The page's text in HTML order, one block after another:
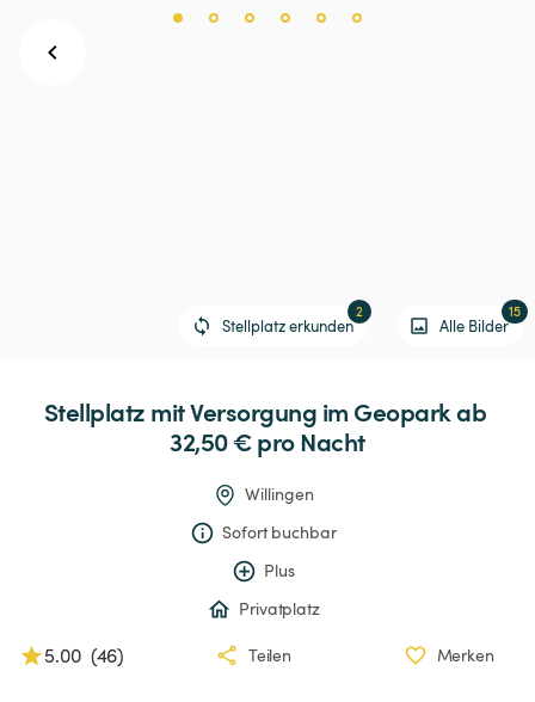
Alle Bilder
15
Stellplatz erkunden
2
Stellplatz mitVersorgung im Geopark ab
32,50 € pro Nacht
Willingen
Sofort buchbar
Plus
Privatplatz
5.00 (46) Teilen Merken